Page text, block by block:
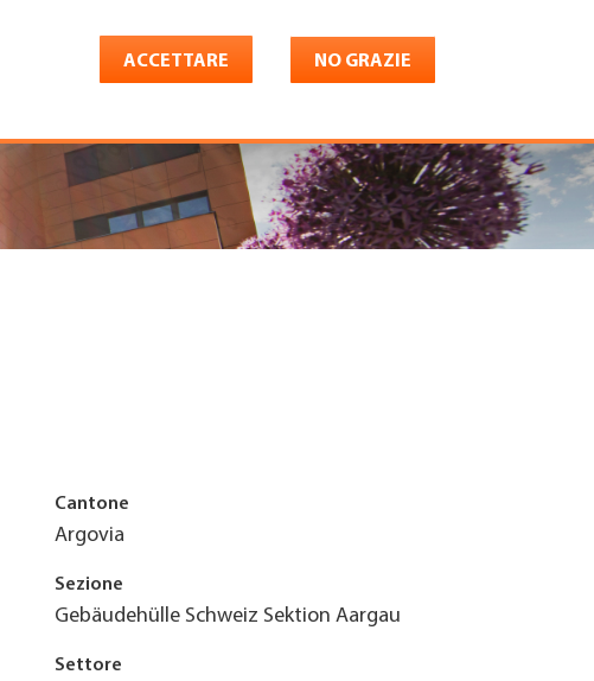
ACCETTARE NO GRAZIE
Cantone
Argovia
Sezione
Gebäudehülle Schweiz Sektion Aargau
Settore